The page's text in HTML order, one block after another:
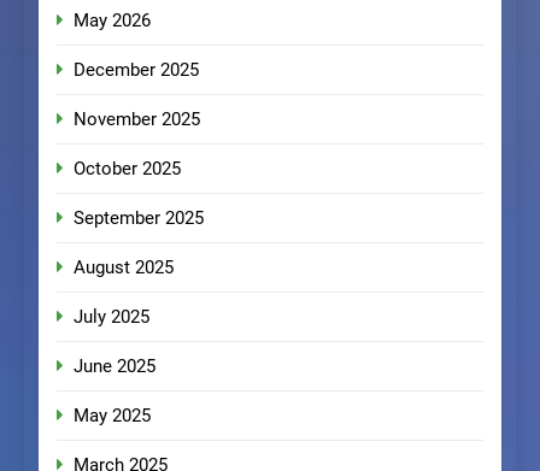
May 2026
December 2025
November 2025
October 2025
September 2025
August 2025
July 2025
June 2025
May 2025
March 2025